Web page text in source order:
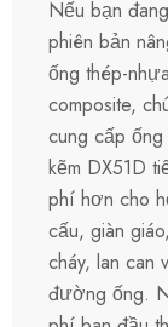
Nếu bạn
phiên bản
ống thép-nhựa
composite,
cung cấp
kẽm DX51D
phí hơn cho
cấu, giàn
cháy, lan can
đường ống.